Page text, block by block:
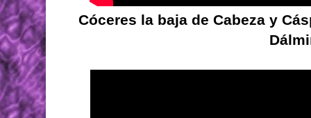
Cóceres la baja de Cabeza y